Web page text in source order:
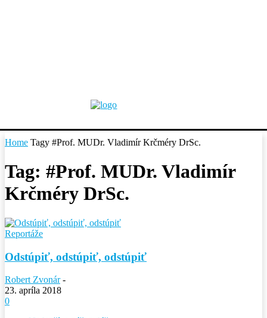
Home Tagy #Prof. MUDr. Vladimír Krčméry DrSc.
Tag: #Prof. MUDr. Vladimír
Krčméry DrSc.
Reportáže
Odstúpiť, odstúpiť, odstúpiť
Robert Zvonár -
23. apríla 2018
0